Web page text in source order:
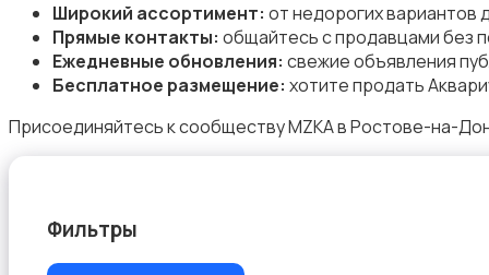
Аквариумистика
Широкий ассортимент: от недорогих
Прямые контакты: общайтесь с продавцами без
Ежедневные обновления: свежие объявления
Бесплатное размещение: хотите продать
Присоединяйтесь к сообществу MZKA в Ростове-на-
Фильтры